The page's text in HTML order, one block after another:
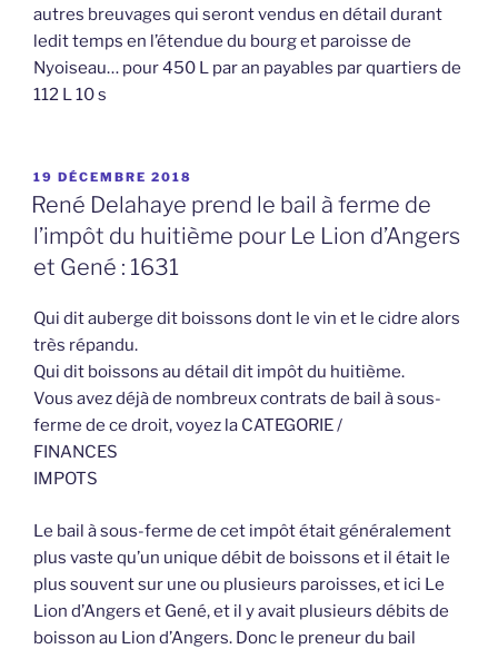
autres breuvages qui seront vendus en détail durant
ledit temps en l’étendue du bourg et paroisse de
Nyoiseau… pour 450 L par an payables par quartiers de
112 L 10 s
PUBLIÉ
LE
19 DÉCEMBRE 2018
René Delahaye prend le bail à ferme de
l’impôt du huitième pour Le Lion d’Angers
et Gené : 1631
Qui dit auberge dit boissons dont le vin et le cidre alors
très répandu.
Qui dit boissons au détail dit impôt du huitième.
Vous avez déjà de nombreux contrats de bail à sous-
ferme de ce droit, voyez la CATEGORIE /
FINANCES
IMPOTS
Le bail à sous-ferme de cet impôt était généralement
plus vaste qu’un unique débit de boissons et il était le
plus souvent sur une ou plusieurs paroisses, et ici Le
Lion d’Angers et Gené, et il y avait plusieurs débits de
boisson au Lion d’Angers. Donc le preneur du bail